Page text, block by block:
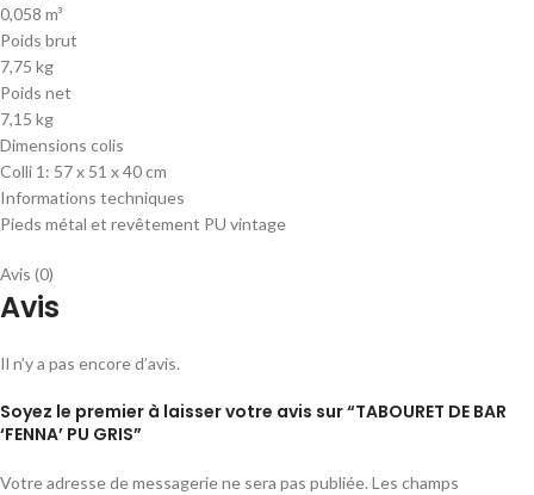
0,058 m³
Poids brut
7,75 kg
Poids net
7,15 kg
Dimensions colis
Colli 1: 57 x 51 x 40 cm
Informations techniques
Pieds métal et revêtement PU vintage
Avis (0)
Avis
Il n’y a pas encore d’avis.
Soyez le premier à laisser votre avis sur “TABOURET DE BAR
‘FENNA’ PU GRIS”
Votre adresse de messagerie ne sera pas publiée.Les champs